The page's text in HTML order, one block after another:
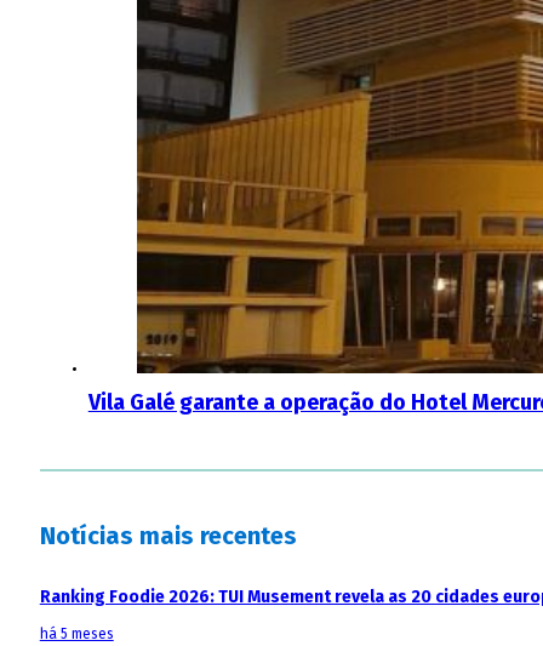
Vila Galé garante a operação do Hotel
Notícias mais recentes
Ranking Foodie 2026: TUI Musement revela as 20 cidades
há 5 meses